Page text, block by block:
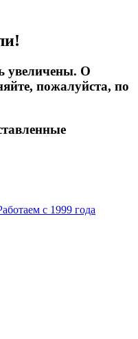
увеличены. О
пожалуйста, по
с 1999 года